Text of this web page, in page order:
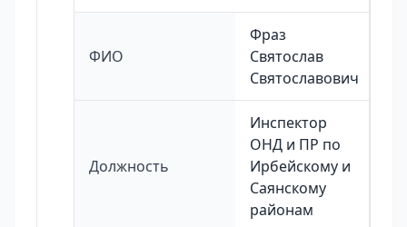
ФИО
Фраз
Святослав
Святославович
Должность
Инспектор
ОНД и ПР по
Ирбейскому и
Саянскому
районам